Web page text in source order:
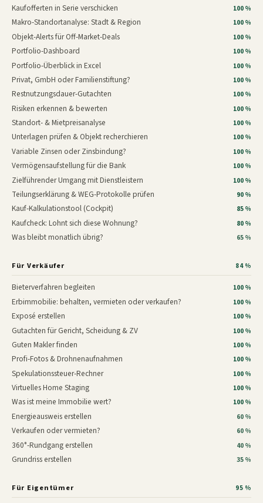
Kaufofferten in Serie verschicken 100 %
Makro-Standortanalyse: Stadt & Region 100 %
Objekt-Alerts für Off-Market-Deals 100 %
Portfolio-Dashboard 100 %
Portfolio-Überblick in Excel 100 %
Privat, GmbH oder Familienstiftung? 100 %
Restnutzungsdauer-Gutachten 100 %
Risiken erkennen & bewerten 100 %
Standort- & Mietpreisanalyse 100 %
Unterlagen prüfen & Objekt recherchieren 100 %
Variable Zinsen oder Zinsbindung? 100 %
Vermögensaufstellung für die Bank 100 %
Zielführender Umgang mit Dienstleistern 100 %
Teilungserklärung & WEG-Protokolle prüfen 90 %
Kauf-Kalkulationstool (Cockpit) 85 %
Kaufcheck: Lohnt sich diese Wohnung? 80 %
Was bleibt monatlich übrig? 65 %
Für Verkäufer 84 %
Bieterverfahren begleiten 100 %
Erbimmobilie: behalten, vermieten oder verkaufen? 100 %
Exposé erstellen 100 %
Gutachten für Gericht, Scheidung & ZV 100 %
Guten Makler finden 100 %
Profi-Fotos & Drohnenaufnahmen 100 %
Spekulationssteuer-Rechner 100 %
Virtuelles Home Staging 100 %
Was ist meine Immobilie wert? 100 %
Energieausweis erstellen 60 %
Verkaufen oder vermieten? 60 %
360°-Rundgang erstellen 40 %
Grundriss erstellen 35 %
Für Eigentümer 95 %